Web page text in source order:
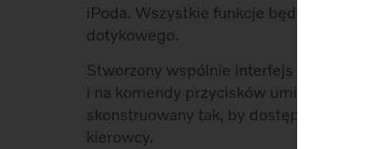
iPoda. Wszystkie funkcje będą
dotykowego.
Stworzony wspólnie interfejs Volvo i
i na komendy przycisków
skonstruowany tak, by dostęp do
kierowcy.